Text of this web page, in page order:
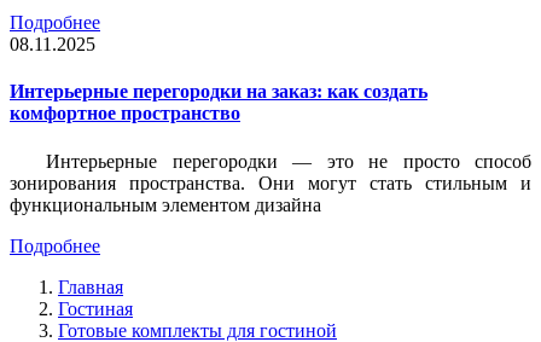
Подробнее
08.11.2025
Интерьерные перегородки на заказ: как создать
комфортное пространство
Интерьерные перегородки — это не просто способ
зонирования пространства. Они могут стать стильным и
функциональным элементом дизайна
Подробнее
Главная
Гостиная
Готовые комплекты для гостиной